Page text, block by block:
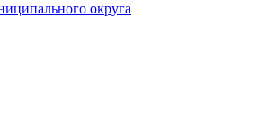
округа